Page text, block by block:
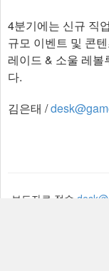
4분기에는 신규 직
규모 이벤트 및 콘
레이드 & 소울 레
다.​
김은태 /
보도자료 접수